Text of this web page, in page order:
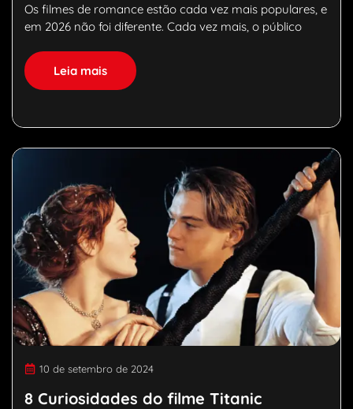
Os filmes de romance estão cada vez mais populares, e
em 2026 não foi diferente. Cada vez mais, o público
Leia mais
10 de setembro de 2024
8 Curiosidades do filme Titanic